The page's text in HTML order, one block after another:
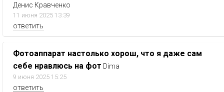
Денис Кравченко
11 июня 2025 13:39
ответить
Фотоаппарат настолько хорош, что я даже сам
себе нравлюсь на фот Dima
9 июня 2025 15:25
ответить